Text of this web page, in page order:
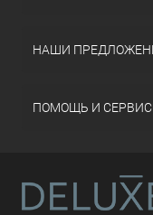
НАШИ
ПОМОЩЬ И